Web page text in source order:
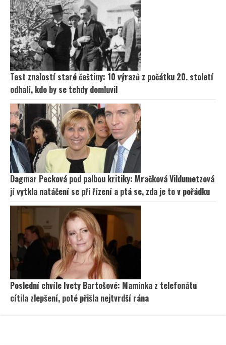
Test znalostí staré češtiny: 10 výrazů z počátku 20. století
odhalí, kdo by se tehdy domluvil
Dagmar Pecková pod palbou kritiky: Mračková Vildumetzová
jí vytkla natáčení se při řízení a ptá se, zda je to v pořádku
Poslední chvíle Ivety Bartošové: Maminka z telefonátu
cítila zlepšení, poté přišla nejtvrdší rána